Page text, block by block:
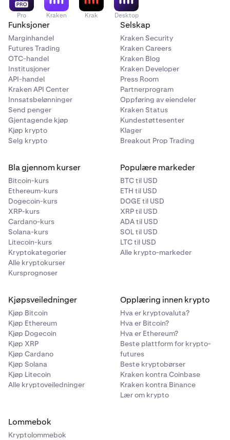
Pro Kraken Krak Desktop
Funksjoner
Marginhandel
Futures Trading
OTC-handel
Institusjoner
API-handel
Kraken API Center
Innsatsbelønninger
Send penger
Gjentagende kjøp
Kjøp krypto
Selg krypto
Selskap
Kraken Security
Kraken Careers
Kraken Blog
Kraken Developer
Press Room
Partnerprogram
Oppføring av eiendeler
Kraken Status
Kundestøttesenter
Klager
Breakout Prop Trading
Bla gjennom kurser
Bitcoin-kurs
Ethereum-kurs
Dogecoin-kurs
XRP-kurs
Cardano-kurs
Solana-kurs
Litecoin-kurs
Kryptokategorier
Alle kryptokurser
Kursprognoser
Populære markeder
BTC til USD
ETH til USD
DOGE til USD
XRP til USD
ADA til USD
SOL til USD
LTC til USD
Alle krypto-markeder
Kjøpsveiledninger
Kjøp Bitcoin
Kjøp Ethereum
Kjøp Dogecoin
Kjøp XRP
Kjøp Cardano
Kjøp Solana
Kjøp Litecoin
Alle kryptoveiledninger
Opplæring innen krypto
Hva er kryptovaluta?
Hva er Bitcoin?
Hva er Ethereum?
Beste plattform for krypto-
futures
Beste kryptobørser
Kraken kontra Coinbase
Kraken kontra Binance
Lær om krypto
Lommebok
Kryptolommebok